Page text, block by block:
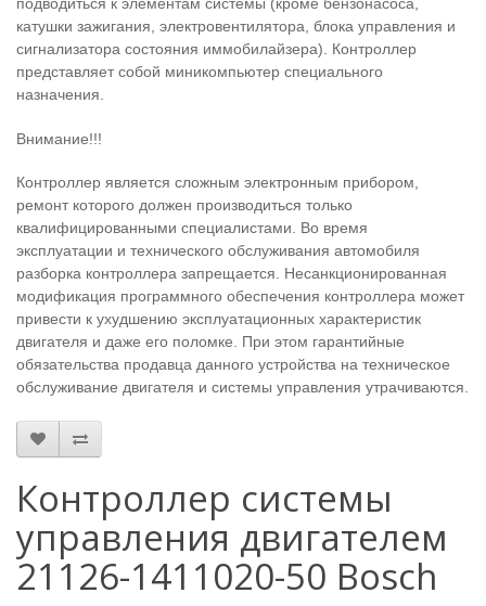
катушки зажигания, электровентилятора, блока управления и
сигнализатора состояния иммобилайзера). Контроллер
представляет собой миникомпьютер специального
назначения.
Внимание!!!
Контроллер является сложным электронным прибором,
ремонт которого должен производиться только
квалифицированными специалистами. Во время
эксплуатации и технического обслуживания автомобиля
разборка контроллера запрещается. Несанкционированная
модификация программного обеспечения контроллера может
привести к ухудшению эксплуатационных характеристик
двигателя и даже его поломке. При этом гарантийные
обязательства продавца данного устройства на техническое
обслуживание двигателя и системы управления утрачиваются.
Контроллер системы
управления двигателем
21126-1411020-50 Bosch